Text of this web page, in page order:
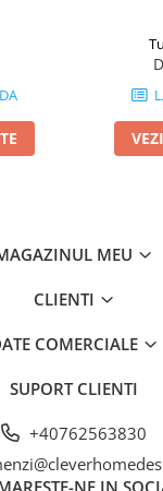
MEU
CLIENTI
COMERCIALE
SUPORT CLIENTI
+40762563830
NE IN